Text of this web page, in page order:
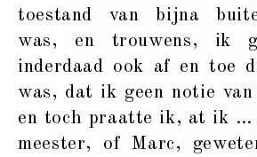
toestand van bijna
was, en trouwens, ik
inderdaad ook af en toe
was, dat ik geen notie
en toch praatte ik, at ik …
meester, of Marc,